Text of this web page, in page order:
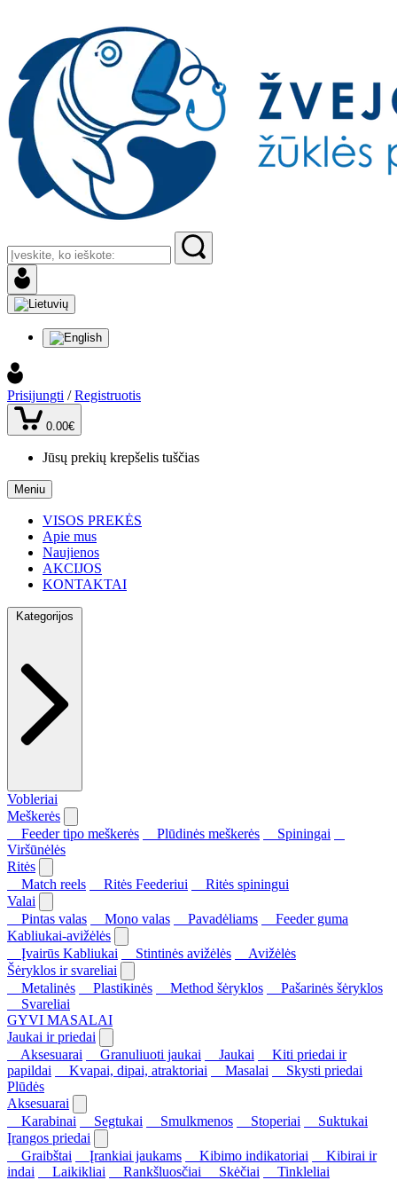
Prisijungti / Registruotis
0.00€
Jūsų prekių krepšelis tuščias
Meniu
VISOS PREKĖS
Apie mus
Naujienos
AKCIJOS
KONTAKTAI
Kategorijos
Vobleriai
Meškerės
Feeder tipo meškerės
Plūdinės meškerės
Spiningai
Viršūnėlės
Ritės
Match reels
Ritės Feederiui
Ritės spiningui
Valai
Pintas valas
Mono valas Pavadėliams
Feeder guma
Kabliukai-avižėlės
Įvairūs Kabliukai
Stintinės avižėlės
Avižėlės
Šėryklos ir svareliai
Metalinės
Plastikinės Method šėryklos
Pašarinės šėryklos
Svareliai
GYVI MASALAI
Jaukai ir priedai
Aksesuarai
Granuliuoti jaukai Jaukai
Kiti priedai ir
papildai
Kvapai, dipai, atraktoriai Masalai
Skysti priedai
Plūdės
Aksesuarai
Karabinai
Segtukai Smulkmenos Stoperiai
Suktukai
Įrangos priedai
Graibštai
Įrankiai jaukams Kibimo indikatoriai
Kibirai ir
indai
Laikikliai Rankšluosčiai Skėčiai
Tinkleliai